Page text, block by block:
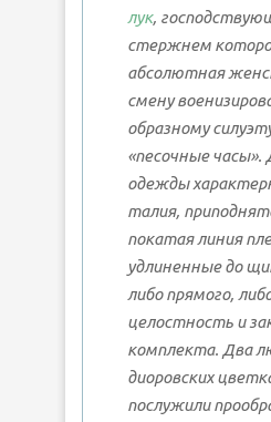
лук,
стержнем
абсолютная
смену
образному
«песочные часы».
одежды
талия,
покатая линия
удлиненные до
либо прямого,
целостность и
комплекта. Два
диоровских
послужили